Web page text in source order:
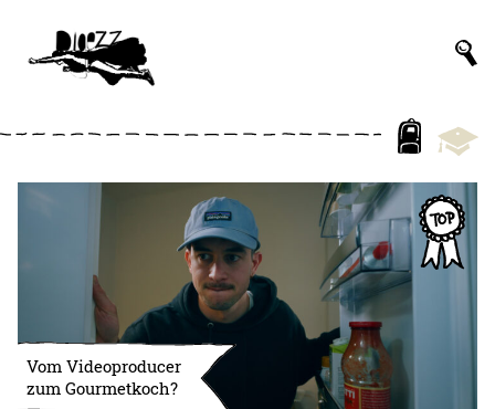
Vom Videoproducer
zum Gourmetkoch?